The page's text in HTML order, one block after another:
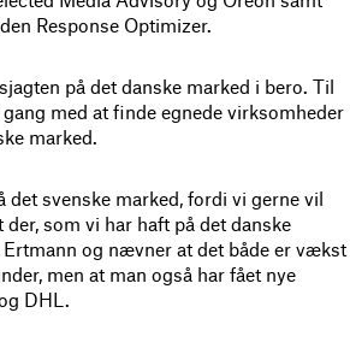
Response Optimizer.
på det danske marked i bero. Til
med at finde egnede virksomheder
marked.
svenske marked, fordi vi gerne vil
som vi har haft på det danske
Ertmann og nævner at det både er vækst
men at man også har fået nye
DHL.